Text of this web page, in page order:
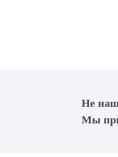
Не
Мы